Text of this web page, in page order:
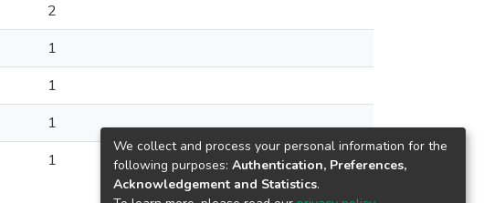
2
1
1
1
1
We collect and process your personal information for the
following purposes: Authentication, Preferences,
Acknowledgement and Statistics.